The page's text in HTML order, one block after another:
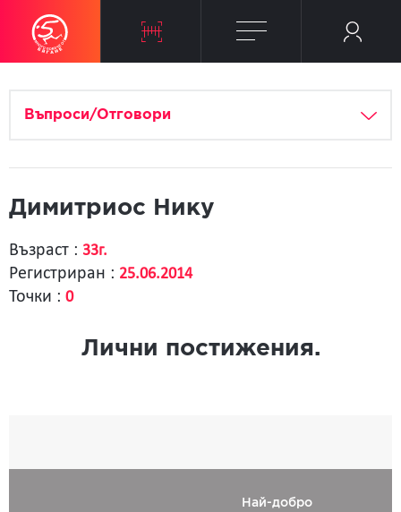
Въпроси/Отговори
Димитриос Нику
Възраст : 33г.
Регистриран : 25.06.2014
Точки : 0
Лични постижения.
Най-добро